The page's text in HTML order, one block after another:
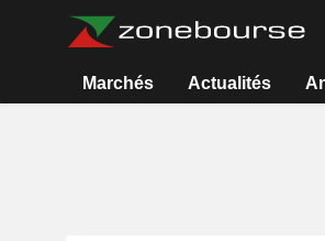
Marchés Actualités